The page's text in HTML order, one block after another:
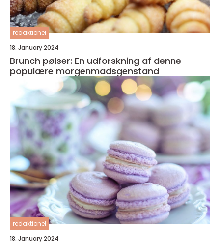
redaktionel
18. January 2024
Brunch pølser: En udforskning af denne
populære morgenmadsgenstand
redaktionel
18. January 2024